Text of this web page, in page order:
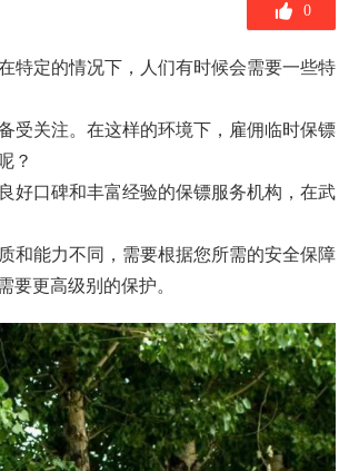
0
特定的情况下，人们有时候会需要一些特
受关注。在这样的环境下，雇佣临时保镖
？
好口碑和丰富经验的保镖服务机构，在武
和能力不同，需要根据您所需的安全保障
要更高级别的保护。